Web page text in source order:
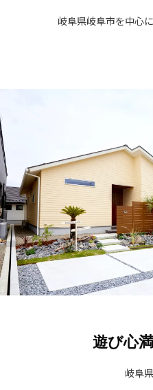
岐阜県岐阜市を中心
遊び心
岐阜